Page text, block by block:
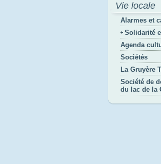
Vie locale
Alarmes et
Solidarité
Agenda
Sociétés
La Gruyère
Société de
du lac de la